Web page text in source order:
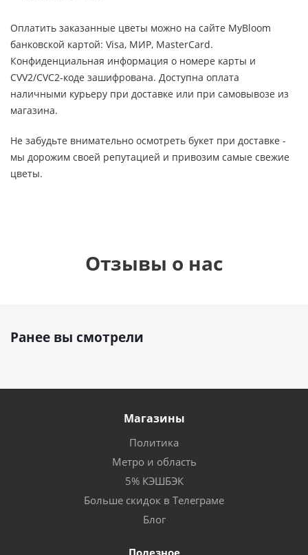
Оплатить заказанные цветы можно на сайте MyBloom
банковской картой: Visa, МИР, MasterCard.
Конфиденциальная информация о номере карты и
CVV2/CVC2-коде зашифрована. Доступна оплата
наличными курьеру при доставке или при самовывозе из
магазина.
Не забудьте внимательно осмотреть букет при доставке -
мы дорожим своей репутацией и привозим самые свежие
цветы.
Отзывы о нас
Ранее вы смотрели
Магазины
Политика
Метро и область
5% КЭШБЭК
Больше скидок в Телеграме
Блог
Полезное